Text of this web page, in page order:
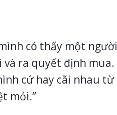
có thấy một người
ra quyết định mua.
cứ hay cãi nhau từ
mỏi.”